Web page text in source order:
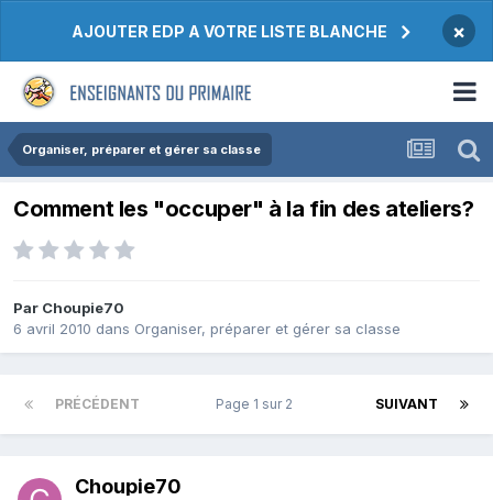
AJOUTER EDP A VOTRE LISTE BLANCHE ×
Organiser, préparer et gérer sa classe
Comment les "occuper" à la fin des ateliers?
Par Choupie70
6 avril 2010 dans Organiser, préparer et gérer sa classe
PRÉCÉDENT SUIVANT
Page 1 sur 2
Choupie70